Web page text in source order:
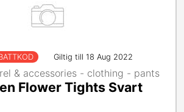
Giltig till 18 Aug 2022
& accessories - clothing - pants
Flower Tights Svart